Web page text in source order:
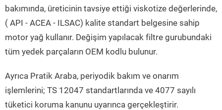
bakımında, üreticinin tavsiye ettiği viskotize değerlerinde,
( API - ACEA - ILSAC) kalite standart belgesine sahip
motor yağ kullanır. Değişim yapılacak filtre gurubundaki
tüm yedek parçaların OEM kodlu bulunur.
Ayrıca Pratik Araba, periyodik bakım ve onarım
işlemlerini; TS 12047 standartlarında ve 4077 sayılı
tüketici koruma kanunu uyarınca gerçekleştirir.